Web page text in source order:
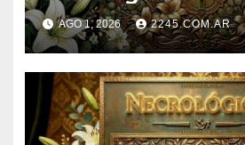
AGO 1, 2026 2245.COM.AR